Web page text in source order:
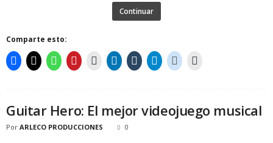
Continuar
Comparte esto:
Guitar Hero: El mejor videojuego musical
Por ARLECO PRODUCCIONES 0